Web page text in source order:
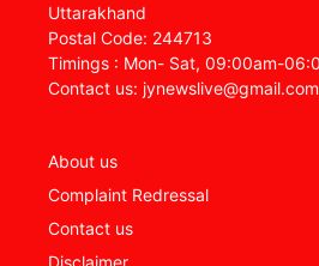
Uttarakhand
Postal Code: 244713
Timings : Mon- Sat, 09:00am-
Contact us: jynewslive@gmail.com
About us
Complaint Redressal
Contact us
Disclaimer